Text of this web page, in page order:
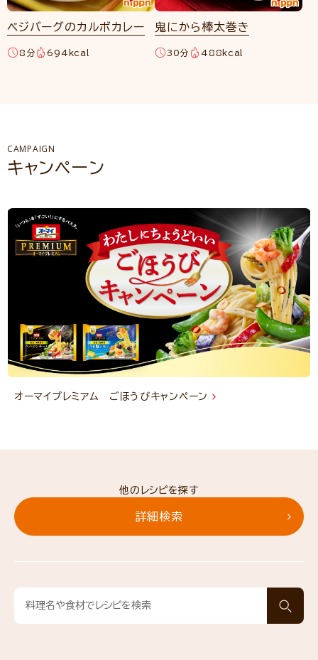
ベジバーグのカルボカレー
8分 694kcal
鬼にから棒太巻き
30分 488kcal
CAMPAIGN
キャンペーン
オーマイプレミアム ごほうびキャンペーン
他のレシピを探す
詳細検索